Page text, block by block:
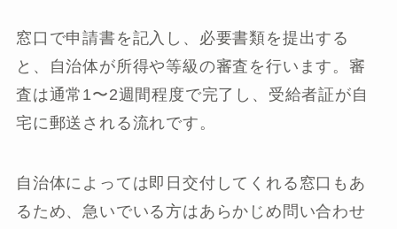
窓口で申請書を記入し、必要書類を提出する
と、自治体が所得や等級の審査を行います。審
査は通常1〜2週間程度で完了し、受給者証が自
宅に郵送される流れです。
自治体によっては即日交付してくれる窓口もあ
るため、急いでいる方はあらかじめ問い合わせ